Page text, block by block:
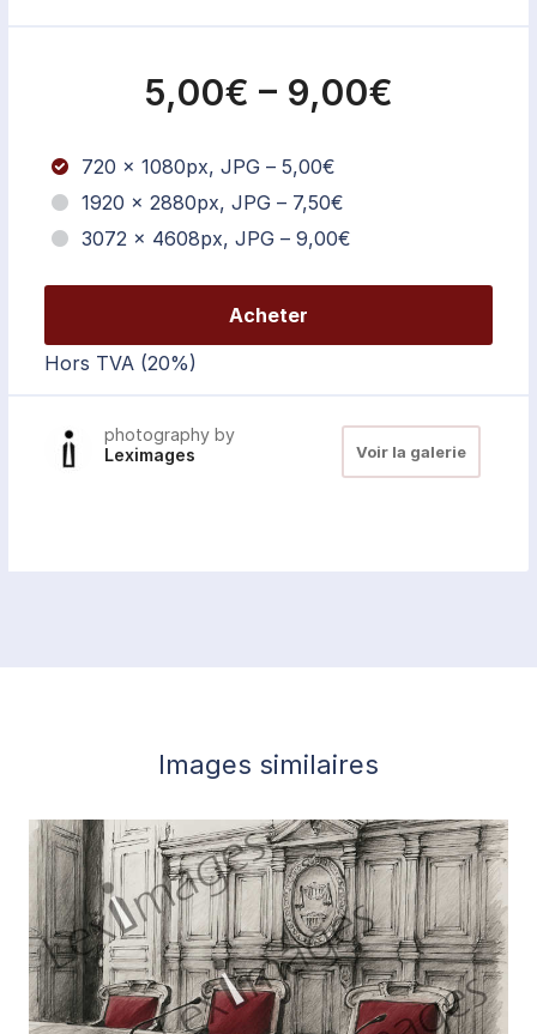
5,00€ – 9,00€
720 x 1080px, JPG – 5,00€
1920 x 2880px, JPG – 7,50€
3072 x 4608px, JPG – 9,00€
Acheter
Hors TVA (20%)
photography by
Leximages
Voir la galerie
Images similaires